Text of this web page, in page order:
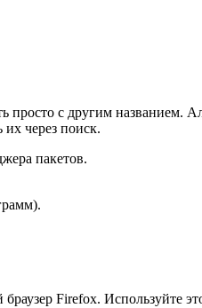
с другим названием.
через поиск.
пакетов.
Firefox. Используйте